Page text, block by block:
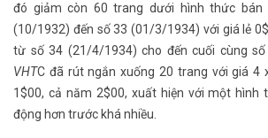
đó giảm còn 60 trang dưới hình thức
(10/1932) đến số 33 (01/3/1934) với giá lẻ
từ số 34 (21/4/1934) cho đến cuối cùng
VHTC đã rút ngắn xuống 20 trang với giá 4
1$00, cả năm 2$00, xuất hiện với một hình
động hơn trước khá nhiều.